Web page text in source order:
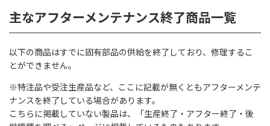
主なアフターメンテナンス終了商品一覧
以下の商品はすでに固有部品の供給を終了しており、修理するこ
とができません。
※特注品や受注生産品など、ここに記載が無くともアフターメンテ
ナンスを終了している場合があります。
こちらに掲載していない製品は、「生産終了・アフター終了・後